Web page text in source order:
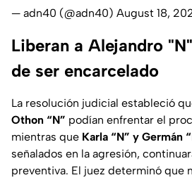
— adn40 (@adn40) August 18,
Liberan a Alejandro
de ser encarcelado
La resolución judicial estableció
Othon “N” podían enfrentar el
mientras que Karla “N” y Germán
señalados en la agresión,
preventiva. El juez determinó que